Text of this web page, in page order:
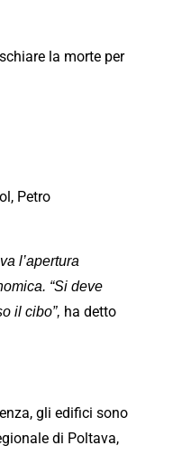
la morte per
Petro
l’apertura
“Si deve
il cibo”, ha detto
gli edifici sono
di Poltava,